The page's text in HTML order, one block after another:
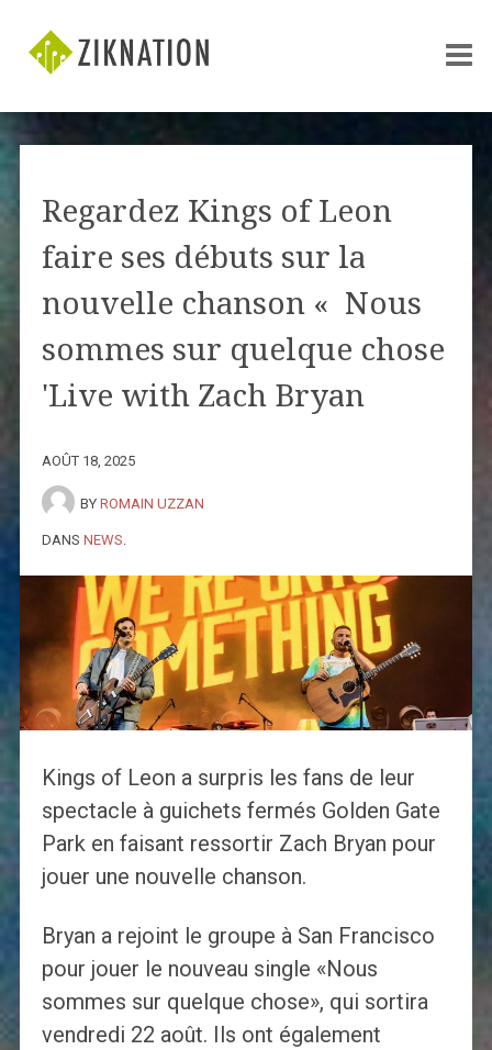
Regardez Kings of Leon
faire ses débuts sur la
nouvelle chanson « Nous
sommes sur quelque chose
'Live with Zach Bryan
AOÛT 18, 2025
BY ROMAIN UZZAN
DANS NEWS
Kings of Leon a surpris les fans de leur
spectacle à guichets fermés Golden Gate
Park en faisant ressortir Zach Bryan pour
jouer une nouvelle chanson.
Bryan a rejoint le groupe à San Francisco
pour jouer le nouveau single «Nous
sommes sur quelque chose», qui sortira
vendredi 22 août. Ils ont également